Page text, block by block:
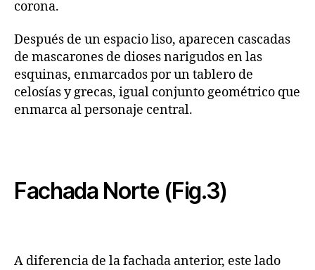
corona.
Después de un espacio liso, aparecen cascadas
de mascarones de dioses narigudos en las
esquinas, enmarcados por un tablero de
celosías y grecas, igual conjunto geométrico que
enmarca al personaje central.
Fachada Norte (Fig.3)
A diferencia de la fachada anterior, este lado